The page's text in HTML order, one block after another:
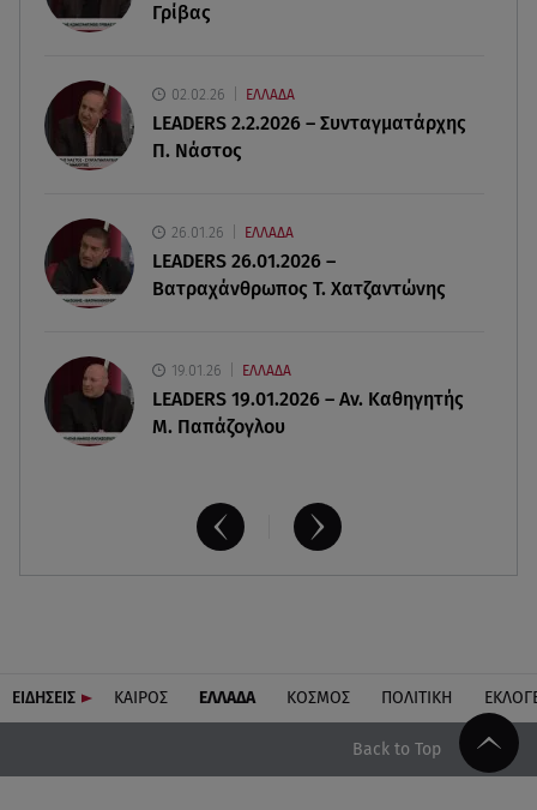
06.08.26 , 18:35
06.08.26 , 18:30
Ελενα Τσαβαλιά: Η throwback φωτογραφία της
με μπικίνι!
06.08.26 , 18:12
Τουρισμός για Όλους 2026-2027: Ποια ΑΦΜ
κάνουν σήμερα αίτηση
Γρίβας
02.02.26 ΕΛΛΑΔΑ
LEADERS 2.2.2026 – Συνταγματάρχης
Π. Νάστος
26.01.26 ΕΛΛΑΔΑ
LEADERS 26.01.2026 –
Βατραχάνθρωπος Τ. Χατζαντώνης
19.01.26 ΕΛΛΑΔΑ
LEADERS 19.01.2026 – Αν. Καθηγητής
Μ. Παπάζογλου
ΕΙΔΗΣΕΙΣ ΚΑΙΡΟΣ ΕΛΛΑΔΑ ΚΟΣΜΟΣ ΠΟΛΙΤΙΚΗ
Back to Top